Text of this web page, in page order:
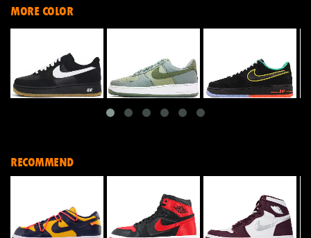
MORE COLOR
RECOMMEND